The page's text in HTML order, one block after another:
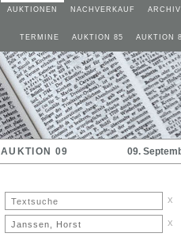
AUKTIONEN NACHVERKAUF ARCHIV
TERMINE AUKTION 85 AUKTION
AUKTION 09 09.
x
x